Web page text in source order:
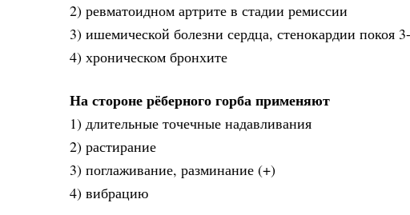
2) ревматоидном артрите в стадии ремиссии
3) ишемической болезни сердца, стенокардии покоя
4) хроническом бронхите
На стороне рёберного горба применяют
1) длительные точечные надавливания
2) растирание
3) поглаживание, разминание (+)
4) вибрацию